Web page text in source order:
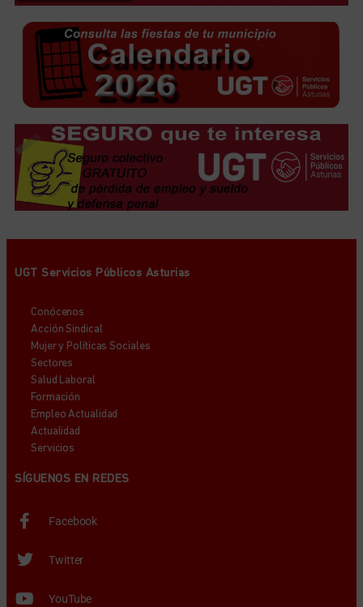
UGT Servicios Públicos Asturias
Conócenos
Acción Sindical
Mujer y Políticas Sociales
Sectores
Salud Laboral
Formación
Empleo Actualidad
Actualidad
Servicios
SÍGUENOS EN REDES
Facebook
Twitter
YouTube